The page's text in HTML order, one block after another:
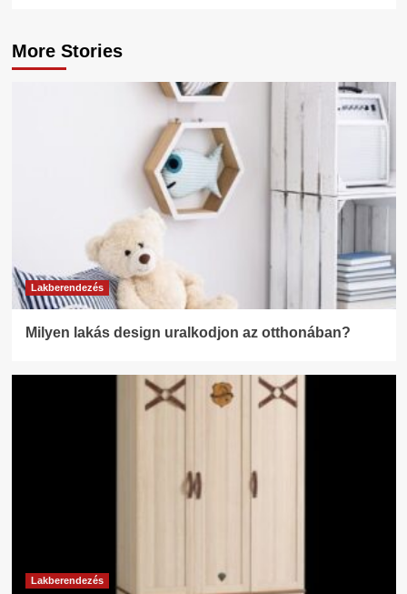
More Stories
Lakberendezés
Milyen lakás design uralkodjon az otthonában?
Lakberendezés